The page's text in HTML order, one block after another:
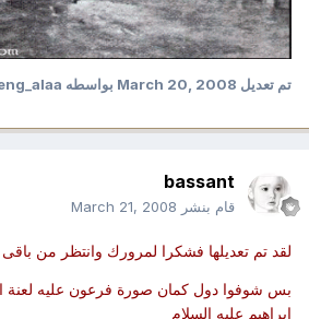
تم تعديلMarch 20, 2008بواسطه eng_alaa
bassant
قام بنشر March 21, 2008
لقد تم تعديلها فشكرا لمرورك وانتظر من
بس شوفوا دول كمان صورة فرعون عليه لعنة
ابراهيم عليه السلام